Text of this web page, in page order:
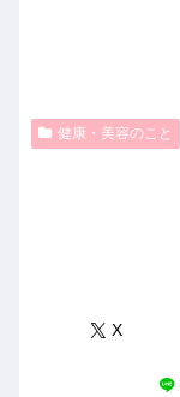
健康・美容のこと
X